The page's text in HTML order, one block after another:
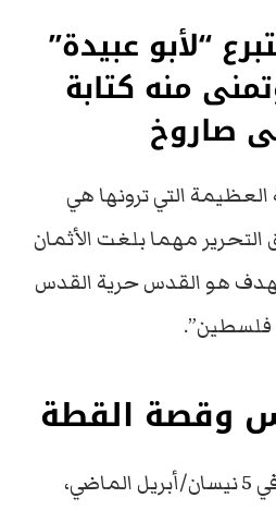
“لأبو عبيدة”
منه كتابة
صاروخ
التي ترونها هي
مهما بلغت الأثمان
هو القدس حرية القدس
فلسطين”.
وقصة القطة
واشتهر وليد مهساس في 5 نيسان/أبريل الماضي،